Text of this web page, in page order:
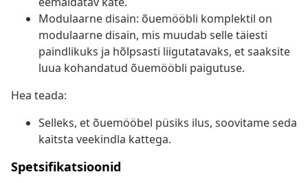
Modulaarne disain: õuemööbli komplektil on
modulaarne disain, mis muudab selle täiesti
paindlikuks ja hõlpsasti liigutatavaks, et saaksite
luua kohandatud õuemööbli paigutuse.
Hea teada:
Selleks, et õuemööbel püsiks ilus, soovitame seda
kaitsta veekindla kattega.
Spetsifikatsioonid